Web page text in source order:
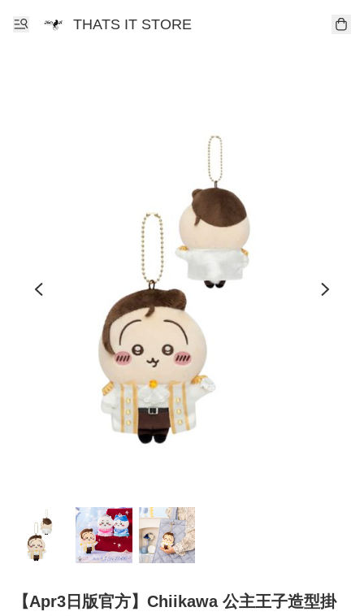
THATS IT STORE
【Apr3日版官方】Chiikawa 公主王子造型掛